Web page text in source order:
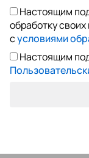
Настоящим
обработку
сусловиями
Настоящим